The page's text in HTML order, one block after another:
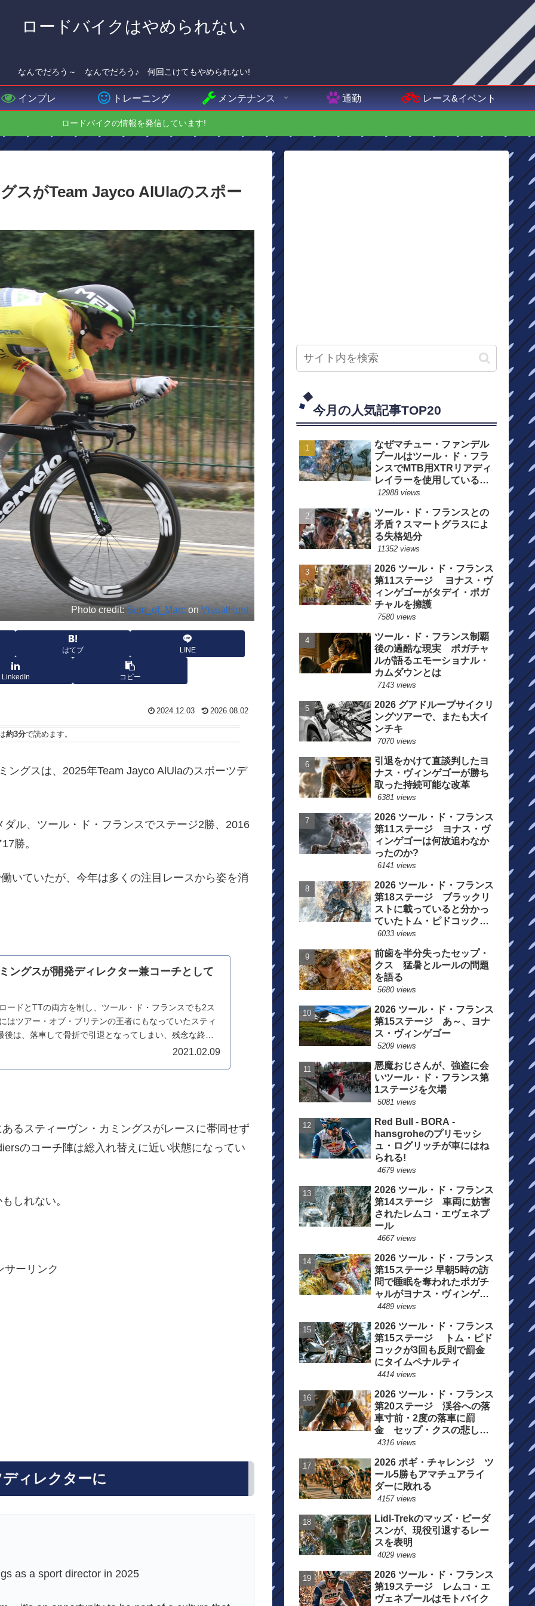
ロードバイクはやめられない
なんでだろう～ なんでだろう♪ 何回こけてもやめられない!
インプレ トレーニング メンテナンス 通勤 レース&イベント
ロードバイクの情報を発信しています!
スがTeam Jayco AlUlaのスポー
Photo credit: Sum_of_Marc onVisualHunt
はてブ LINE
LinkedIn コピー
2024.12.03 2026.08.02
約3分で読めます。
グスは、2025年Team Jayco AlUlaのスポーツデ
ル、ツール・ド・フランスでステージ2勝、2016
勝。
いていたが、今年は多くの注目レースから姿を消
ングスが開発ディレクター兼コーチとして
ードとTTの両方を制し、ツール・ド・フランスでも2ス
はツアー・オブ・ブリテンの王者にもなっていたスティ
は、落車して骨折で引退となってしまい、残念な終わ
2021.02.09
るスティーヴン・カミングスがレースに帯同せず
のコーチ陣は総入れ替えに近い状態になってい
しれない。
サーリンク
ィレクターに
as a sport director in 2025
今月の人気記事TOP20
なぜマチュー・ファンデル
プールはツール・ド・フラ
ンスでMTB用XTRリアディ
レイラーを使用しているの
か？
12988 views
ツール・ド・フランスとの
矛盾？スマートグラスによ
る失格処分
11352 views
2026 ツール・ド・フランス
第11ステージ ヨナス・ヴ
ィンゲゴーがタデイ・ポガ
チャルを擁護
7580 views
ツール・ド・フランス制覇
後の過酷な現実 ポガチャ
ルが語るエモーショナル・
カムダウンとは
7143 views
2026 グアドループサイクリ
ングツアーで、またも大イ
ンチキ
7070 views
引退をかけて直談判したヨ
ナス・ヴィンゲゴーが勝ち
取った持続可能な改革
6381 views
2026 ツール・ド・フランス
第11ステージ ヨナス・ヴ
ィンゲゴーは何故追わなか
ったのか?
6141 views
2026 ツール・ド・フランス
第18ステージ ブラックリ
ストに載っていると分かっ
ていたトム・ピドコックは
総合順位死守に
6033 views
前歯を半分失ったセップ・
クス 猛暑とルールの問題
を語る
5680 views
2026 ツール・ド・フランス
第15ステージ あ～、ヨナ
ス・ヴィンゲゴー
5209 views
悪魔おじさんが、強盗に会
いツール・ド・フランス第
1ステージを欠場
5081 views
Red Bull - BORA -
hansgroheのプリモッシ
ュ・ログリッチが車にはね
られる!
4679 views
2026 ツール・ド・フランス
第14ステージ 車両に妨害
されたレムコ・エヴェネプ
ール
4667 views
2026 ツール・ド・フランス
第15ステージ 早朝5時の訪
問で睡眠を奪われたポガチ
ャルがヨナス・ヴィンゲゴ
ーの離脱を惜しむ
4489 views
2026 ツール・ド・フランス
第15ステージ トム・ピド
コックが3回も反則で罰金
にタイムペナルティ
4414 views
2026 ツール・ド・フランス
第20ステージ 渓谷への落
車寸前・2度の落車に罰
金 セップ・クスの悲しい
一日
4316 views
2026 ポギ・チャレンジ ツ
ール5勝もアマチュアライ
ダーに敗れる
4157 views
Lidl-Trekのマッズ・ピーダ
スンが、現役引退するレー
スを表明
4029 views
2026 ツール・ド・フランス
第19ステージ レムコ・エ
ヴェネプールはモトバイク